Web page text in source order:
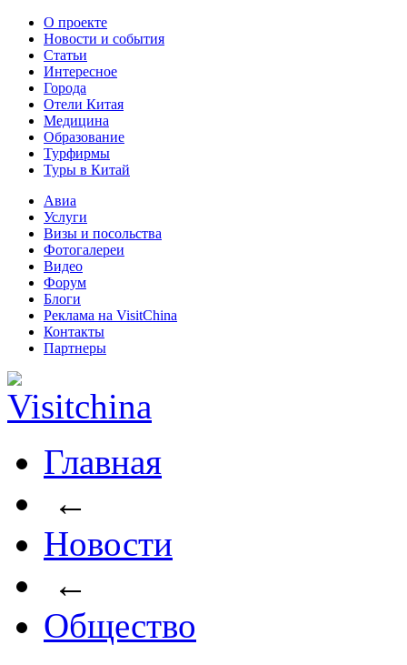
О проекте
Новости и события
Статьи
Интересное
Города
Отели Китая
Медицина
Образование
Турфирмы
Туры в Китай
Авиа
Услуги
Визы и посольства
Фотогалереи
Видео
Форум
Блоги
Реклама на VisitChina
Контакты
Партнеры
Главная
←
Новости
←
Общество